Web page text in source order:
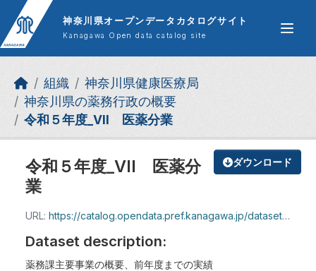
Skip to main content
神奈川県オープンデータカタログサイト
Kanagawa Open data catalog site
組織
神奈川県健康医療局
神奈川県の薬務行政の概要
令和５年度_VII 医薬分業
ダウンロード
令和５年度_VII 医薬分
業
URL: https://catalog.opendata.pref.kanagawa.jp/dataset/13f80984-24cc-46a2-ad4d-3a819846e7b0/resource/8fd7d318-6c0f-49c7-b595-8175eb870289/download/r5_7iyakubungyo.pdf
Dataset description:
薬務課主要事業の概要、前年度までの実績